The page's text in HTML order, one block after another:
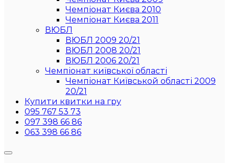
Чемпіонат Києва 2010
Чемпіонат Києва 2011
ВЮБЛ
ВЮБЛ 2009 20/21
ВЮБЛ 2008 20/21
ВЮБЛ 2006 20/21
Чемпіонат київської області
Чемпіонат Київськой області 2009
20/21
Купити квитки на гру
095 767 53 73
097 398 66 86
063 398 66 86